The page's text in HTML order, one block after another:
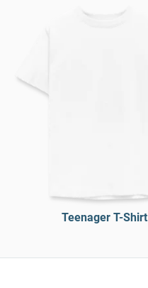
Teenager T-Shirt